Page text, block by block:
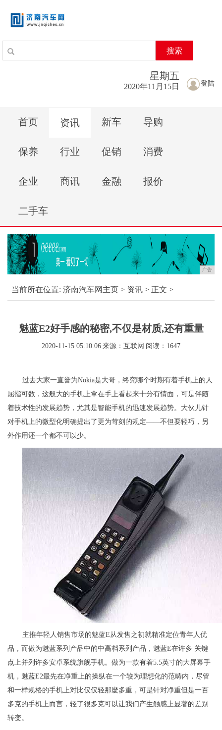
搜索
登陆
星期五
2020年11月15日
首页 资讯 新车 导购
保养 行业 促销 消费
企业 商讯 金融 报价
二手车
广告
当前所在位置: 济南汽车网主页 > 资讯 > 正文 >
魅蓝E2好手感的秘密,不仅是材质,还有重量
2020-11-15 05:10:06 来源：互联网 阅读：1647
过去大家一直誉为Nokia是大哥，终究哪个时期有着手机上的人
屈指可数，这般大的手机上拿在手上看起来十分有情面，可是伴随
着技术性的发展趋势，尤其是智能手机的迅速发展趋势。大伙儿针
对手机上的微型化明确提出了更为苛刻的规定——不但要轻巧，另
外作用还一个都不可以少。
主推年轻人销售市场的魅蓝E从发售之初就精准定位青年人优
品，而做为魅蓝系列产品中的中高档系列产品，魅蓝E在许多 关键
点上并列许多安卓系统旗舰手机。做为一款有着5.5英寸的大屏幕手
机，魅蓝E2最先在净重上的操纵在一个较为理想化的范畴内，尽管
和一样规格的手机上对比仅仅轻那麼多重，可是针对净重但是一百
多克的手机上而言，轻了很多克可以让我们产生触感上显著的差别
转变。